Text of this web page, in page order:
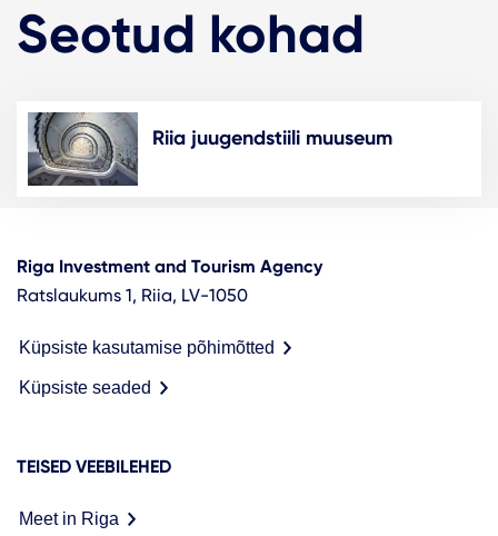
Seotud kohad
Riia juugendstiili muuseum
Riga Investment and Tourism Agency
Ratslaukums 1, Riia, LV-1050
Küpsiste kasutamise põhimõtted
Küpsiste seaded
TEISED VEEBILEHED
Meet in Riga